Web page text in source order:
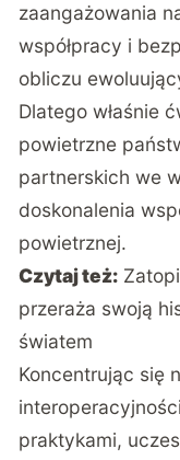
zaangażowania
współpracy i
obliczu
Dlatego właśnie
powietrzne
partnerskich we
doskonalenia
powietrznej.
Czytaj też:
przeraża swoją
światem
Koncentrując się
praktykami,